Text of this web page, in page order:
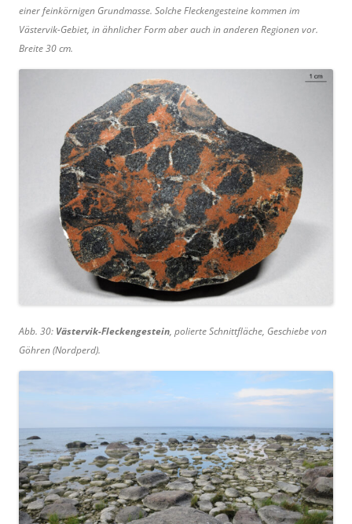
einer feinkörnigen Grundmasse. Solche Fleckengesteine kommen im
Västervik-Gebiet, in ähnlicher Form aber auch in anderen Regionen vor.
Breite 30 cm.
Abb. 30: Västervik-Fleckengestein, polierte Schnittfläche, Geschiebe von
Göhren (Nordperd).